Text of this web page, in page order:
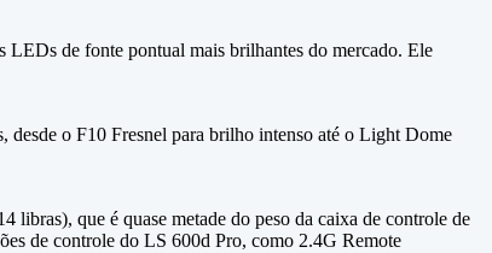
de fonte pontual mais brilhantes do mercado. Ele
o F10 Fresnel para brilho intenso até o Light Dome
que é quase metade do peso da caixa de controle de
de controle do LS 600d Pro, como 2.4G Remote